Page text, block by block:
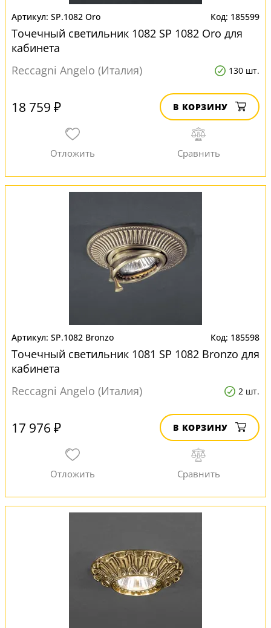
SP.1082 Oro 185599
Точечный светильник 1082 SP 1082 Oro для
кабинета
Reccagni Angelo (Италия)
130 шт.
18 759 ₽ В КОРЗИНУ
SP.1082 Bronzo 185598
Точечный светильник 1081 SP 1082 Bronzo для
кабинета
Reccagni Angelo (Италия)
2 шт.
17 976 ₽ В КОРЗИНУ